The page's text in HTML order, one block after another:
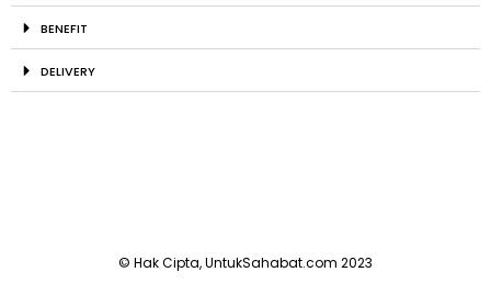
BENEFIT
DELIVERY
© Hak Cipta, UntukSahabat.com 2023